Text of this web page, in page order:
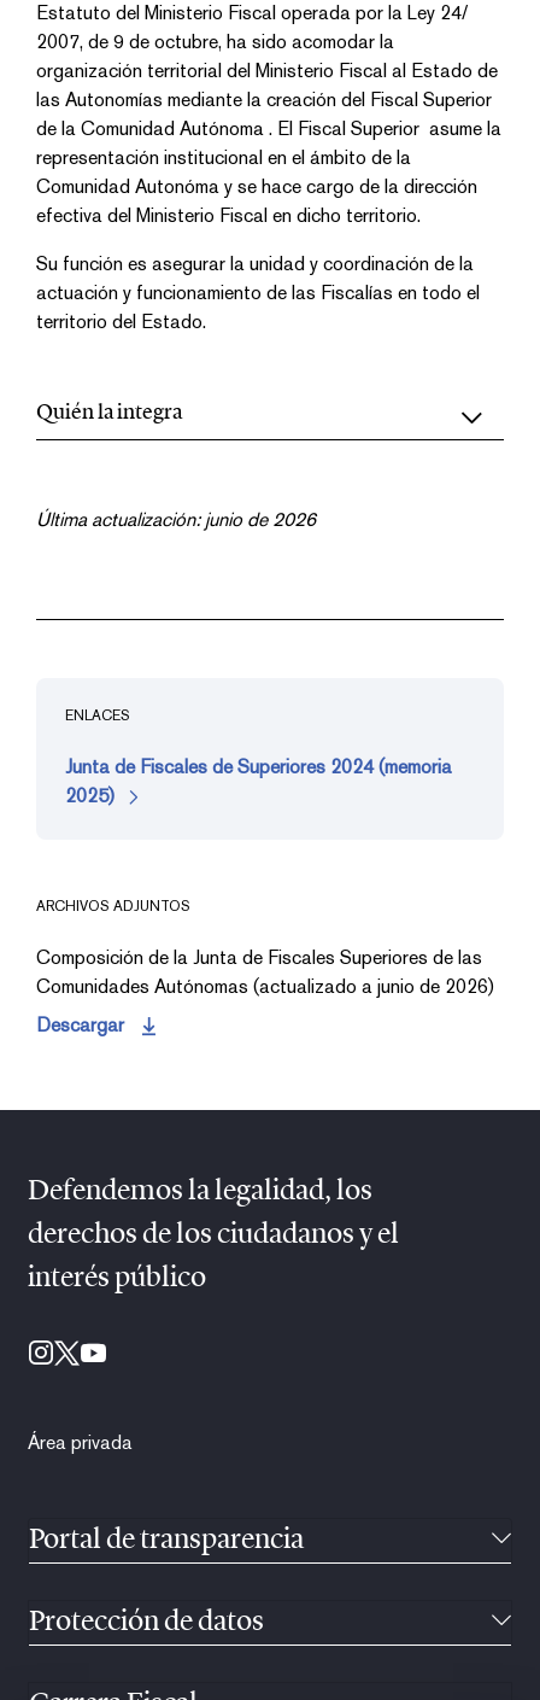
Estatuto del Ministerio Fiscal operada por la Ley 24/
2007, de 9 de octubre, ha sido acomodar la
organización territorial del Ministerio Fiscal al Estado de
las Autonomías mediante la creación del Fiscal Superior
de la Comunidad Autónoma . El Fiscal Superior asume la
representación institucional en el ámbito de la
Comunidad Autonóma y se hace cargo de la dirección
efectiva del Ministerio Fiscal en dicho territorio.
Su función es asegurar la unidad y coordinación de la
actuación y funcionamiento de las Fiscalías en todo el
territorio del Estado.
Quién la integra
Última actualización: junio de 2026
ENLACES
Junta de Fiscales de Superiores 2024 (memoria
2025)
ARCHIVOS ADJUNTOS
Composición de la Junta de Fiscales Superiores de las
Comunidades Autónomas (actualizado a junio de 2026)
Descargar
Defendemos la legalidad, los
derechos de los ciudadanos y el
interés público
Área privada
Portal de transparencia
Protección de datos